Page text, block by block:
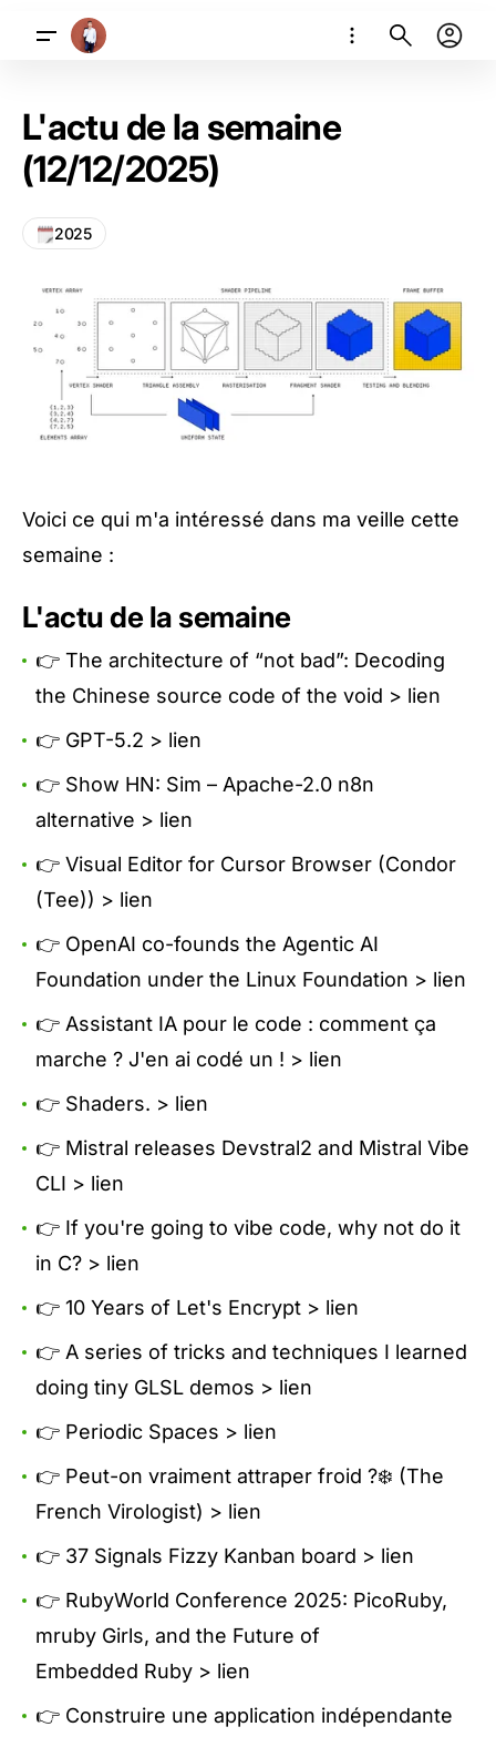
L'actu de la semaine
(12/12/2025)
2025
Voici ce qui m'a intéressé dans ma veille cette
semaine :
L'actu de la semaine
👉 The architecture of “not bad”: Decoding
the Chinese source code of the void > lien
👉 GPT-5.2 > lien
👉 Show HN: Sim – Apache-2.0 n8n
alternative > lien
👉 Visual Editor for Cursor Browser (Condor
(Tee)) > lien
👉 OpenAI co-founds the Agentic AI
Foundation under the Linux Foundation > lien
👉 Assistant IA pour le code : comment ça
marche ? J'en ai codé un ! > lien
👉 Shaders. > lien
👉 Mistral releases Devstral2 and Mistral Vibe
CLI > lien
👉 If you're going to vibe code, why not do it
in C? > lien
👉 10 Years of Let's Encrypt > lien
👉 A series of tricks and techniques I learned
doing tiny GLSL demos > lien
👉 Periodic Spaces > lien
👉 Peut-on vraiment attraper froid ?❄️ (The
French Virologist) > lien
👉 37 Signals Fizzy Kanban board > lien
👉 RubyWorld Conference 2025: PicoRuby,
mruby Girls, and the Future of
Embedded Ruby > lien
👉 Construire une application indépendante